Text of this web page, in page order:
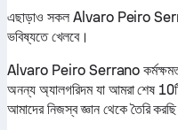
এছাড়াও সকল Alvaro Peiro
ভবিষ্যতে খেলবে।
Alvaro Peiro Serrano
অনন্য অ্যালগরিদম যা আমরা শেষ
আমাদের নিজস্ব জ্ঞান থেকে তৈরি